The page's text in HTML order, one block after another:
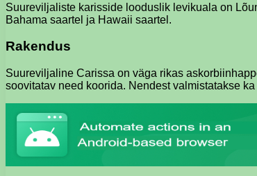
Suureviljaliste karisside looduslik levikuala on
Bahama saartel ja Hawaii saartel.
Rakendus
Suureviljaline Carissa on väga rikas
soovitatav need koorida. Nendest valmistatakse